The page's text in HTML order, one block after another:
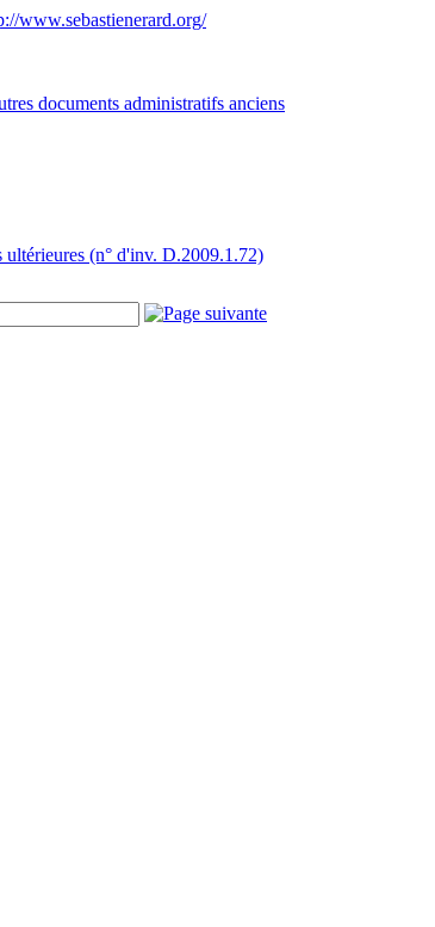
documents administratifs anciens
ultérieures (n° d'inv. D.2009.1.72)